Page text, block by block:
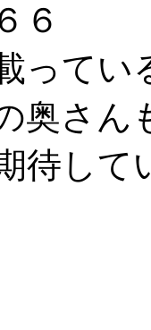
６
ってい
奥さん
待して